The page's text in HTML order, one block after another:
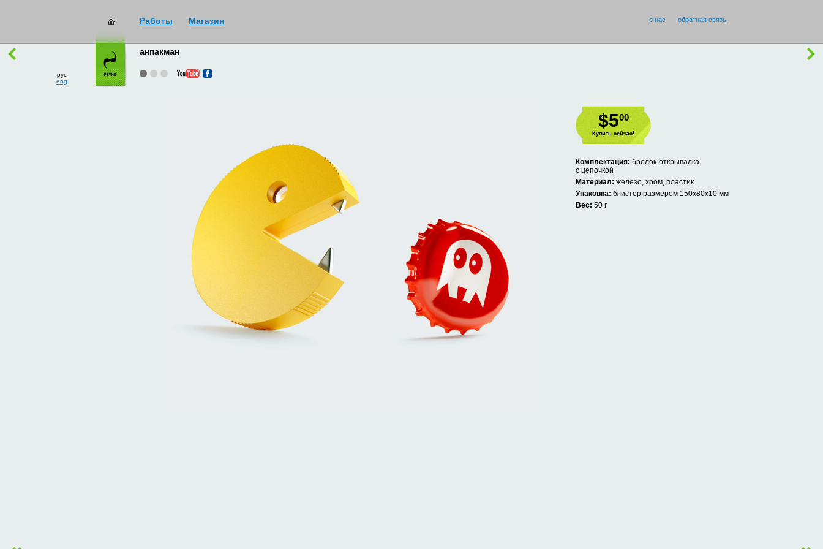
Работы Магазин обратная связь
о нас
рус
eng
анпакман
$500
Купить сейчас!
Комплектация: брелок-открывалка
с цепочкой
Материал: железо, хром, пластик
Упаковка: блистер размером 150х80х10 мм
Вес: 50 г